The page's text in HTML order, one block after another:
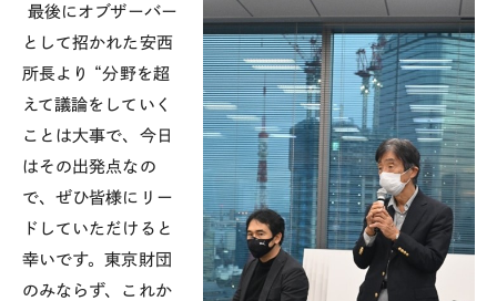
最後にオブザーバー
として招かれた安西
所長より “分野を超
えて議論をしていく
ことは大事で、今日
はその出発点なの
で、ぜひ皆様にリー
ドしていただけると
幸いです。東京財団
のみならず、これか